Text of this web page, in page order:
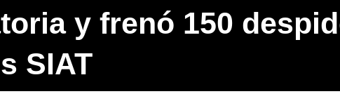
y frenó 150
SIAT